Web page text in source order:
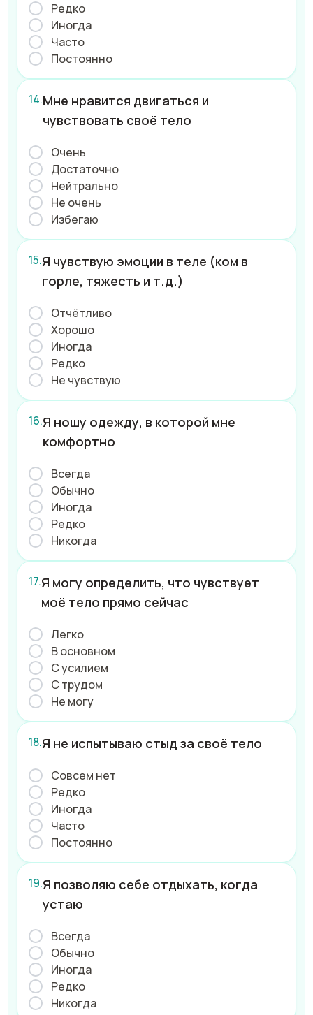
Редко
Иногда
Часто
Постоянно
Мне нравится двигаться и
чувствовать своё тело
Очень
Достаточно
Нейтрально
Не очень
Избегаю
Я чувствую эмоции в теле (ком в
горле, тяжесть и т.д.)
Отчётливо
Хорошо
Иногда
Редко
Не чувствую
Я ношу одежду, в которой мне
комфортно
Всегда
Обычно
Иногда
Редко
Никогда
Я могу определить, что чувствует
моё тело прямо сейчас
Легко
В основном
С усилием
С трудом
Не могу
Я не испытываю стыд за своё тело
Совсем нет
Редко
Иногда
Часто
Постоянно
Я позволяю себе отдыхать, когда
устаю
Всегда
Обычно
Иногда
Редко
Никогда